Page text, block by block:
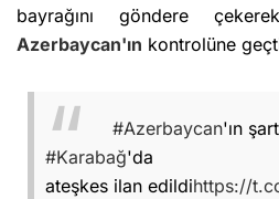
bayrağını göndere
Azerbaycan'ın kontrolüne
#Azerbaycan'ın
#Karabağ'da
ateşkes ilan edildihttps://